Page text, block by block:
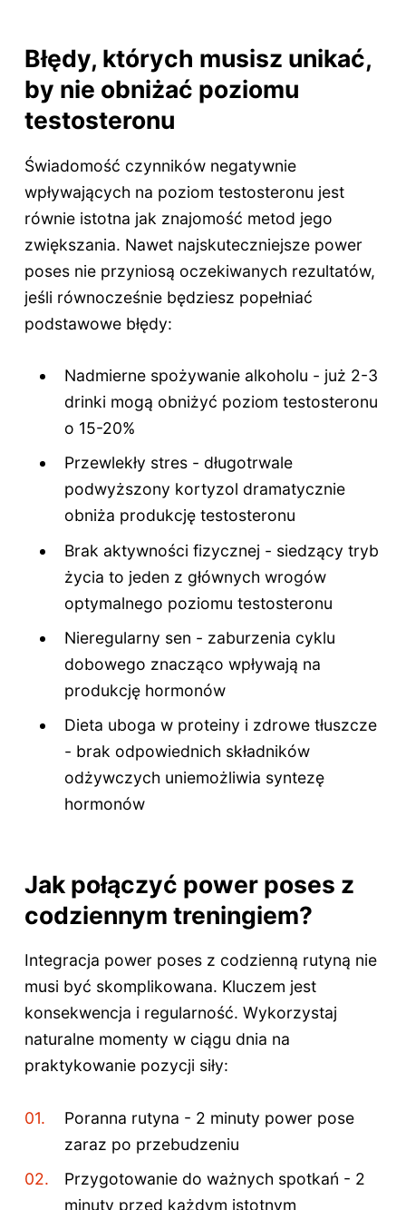
Błędy, których musisz unikać,
by nie obniżać poziomu
testosteronu
Świadomość czynników negatywnie
wpływających na poziom testosteronu jest
równie istotna jak znajomość metod jego
zwiększania. Nawet najskuteczniejsze power
poses nie przyniosą oczekiwanych rezultatów,
jeśli równocześnie będziesz popełniać
podstawowe błędy:
Nadmierne spożywanie alkoholu - już 2-3
drinki mogą obniżyć poziom testosteronu
o 15-20%
Przewlekły stres - długotrwale
podwyższony kortyzol dramatycznie
obniża produkcję testosteronu
Brak aktywności fizycznej - siedzący tryb
życia to jeden z głównych wrogów
optymalnego poziomu testosteronu
Nieregularny sen - zaburzenia cyklu
dobowego znacząco wpływają na
produkcję hormonów
Dieta uboga w proteiny i zdrowe tłuszcze
- brak odpowiednich składników
odżywczych uniemożliwia syntezę
hormonów
Jak połączyć power poses z
codziennym treningiem?
Integracja power poses z codzienną rutyną nie
musi być skomplikowana. Kluczem jest
konsekwencja i regularność. Wykorzystaj
naturalne momenty w ciągu dnia na
praktykowanie pozycji siły:
Poranna rutyna - 2 minuty power pose
zaraz po przebudzeniu
Przygotowanie do ważnych spotkań - 2
minuty przed każdym istotnym